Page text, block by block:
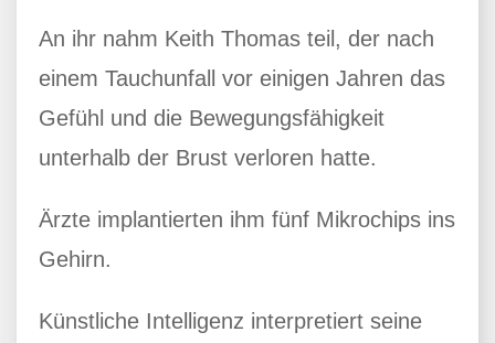
An ihr nahm Keith Thomas teil, der nach
einem Tauchunfall vor einigen Jahren das
Gefühl und die Bewegungsfähigkeit
unterhalb der Brust verloren hatte.
Ärzte implantierten ihm fünf Mikrochips ins
Gehirn.
Künstliche Intelligenz interpretiert seine